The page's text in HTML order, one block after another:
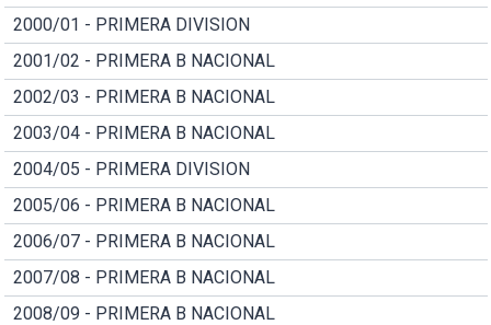
2000/01 - PRIMERA DIVISION
2001/02 - PRIMERA B NACIONAL
2002/03 - PRIMERA B NACIONAL
2003/04 - PRIMERA B NACIONAL
2004/05 - PRIMERA DIVISION
2005/06 - PRIMERA B NACIONAL
2006/07 - PRIMERA B NACIONAL
2007/08 - PRIMERA B NACIONAL
2008/09 - PRIMERA B NACIONAL